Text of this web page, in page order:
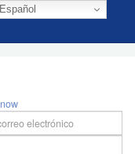
Español